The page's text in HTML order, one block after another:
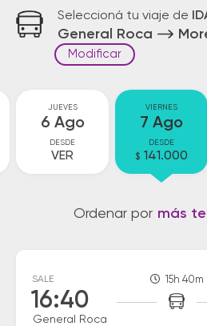
Seleccioná tu viaje de
General Roca
Modificar
JUEVES
6 Ago
DESDE
VER
VIERNES
7 Ago
DESDE
$ 141.000
Ordenar por más
SALE
16:40
General Roca
15h 40m